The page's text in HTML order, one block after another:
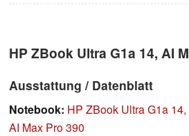
HP ZBook Ultra G1a 14, AI
Ausstattung / Datenblatt
Notebook: HP ZBook Ultra G1a 14,
AI Max Pro 390